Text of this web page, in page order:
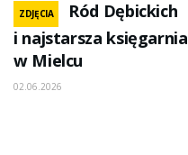
ZDJĘCIA
Ród Dębickich
i najstarsza księgarnia
w Mielcu
02.06.2026